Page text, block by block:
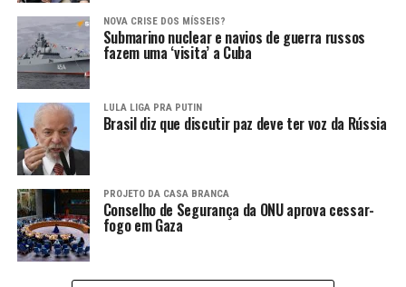
NOVA CRISE DOS MÍSSEIS?
Submarino nuclear e navios de guerra russos
fazem uma ‘visita’ a Cuba
LULA LIGA PRA PUTIN
Brasil diz que discutir paz deve ter voz da Rússia
PROJETO DA CASA BRANCA
Conselho de Segurança da ONU aprova cessar-
fogo em Gaza